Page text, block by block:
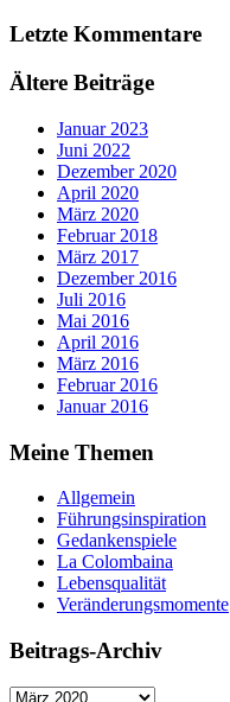
Letzte Kommentare
Ältere Beiträge
Januar 2023
Juni 2022
Dezember 2020
April 2020
März 2020
Februar 2018
März 2017
Dezember 2016
Juli 2016
Mai 2016
April 2016
März 2016
Februar 2016
Januar 2016
Meine Themen
Allgemein
Führungsinspiration
Gedankenspiele
La Colombaina
Lebensqualität
Veränderungsmomente
Beitrags-Archiv
Beitrags-